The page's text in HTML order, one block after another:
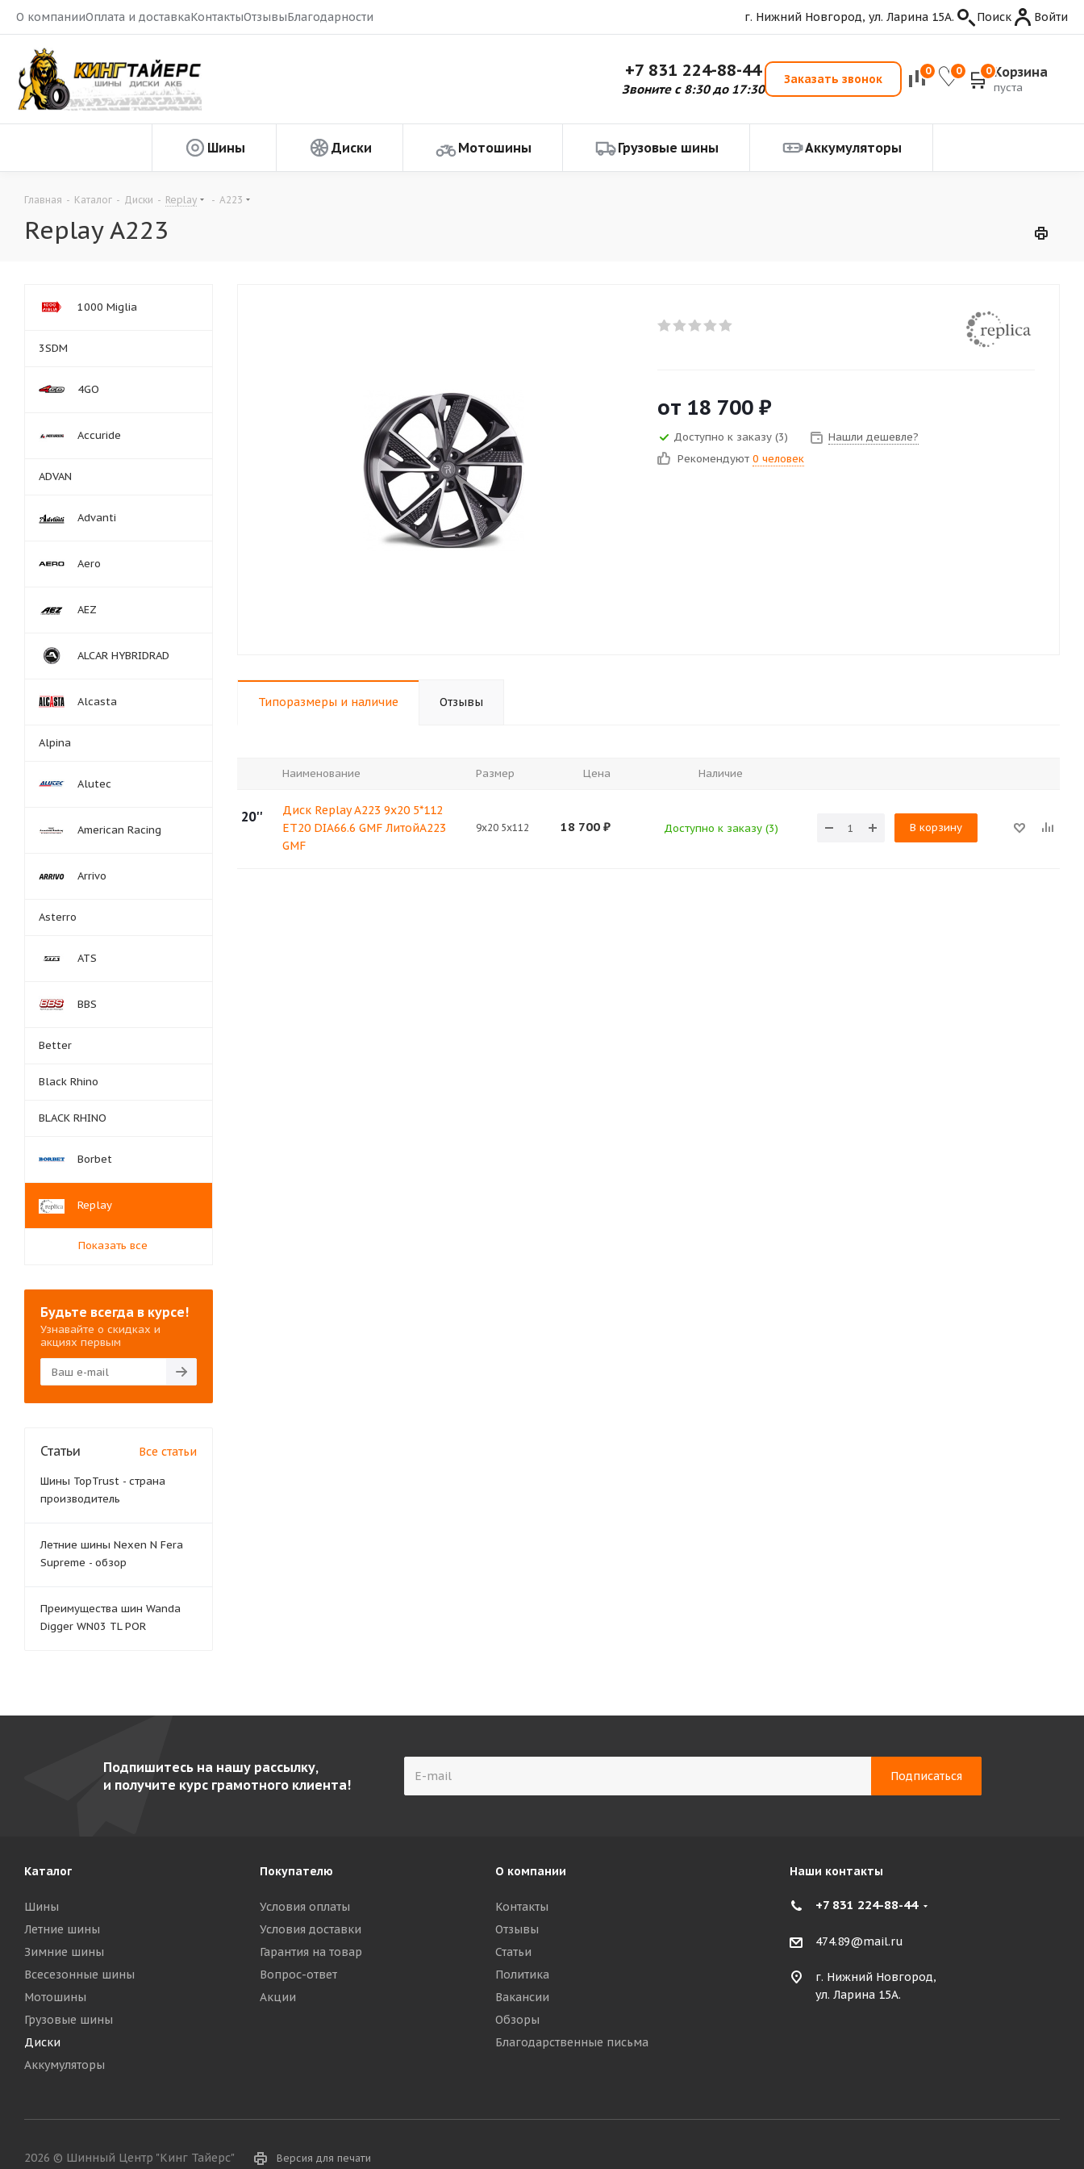
О компанииОплата и доставкаКонтактыОтзывыБлагодарности г. Нижний Новгород, ул. Ларина 15А. Поиск Войти
+7 831 224-88-44
Звоните с 8:30 до 17:30
Заказать звонок
0 0 0 Корзина
пуста
Шины Диски Мотошины Грузовые шины Аккумуляторы
Главная - Каталог - Диски - Replay - A223
Replay A223
от 18 700 ₽
Доступно к заказу (3)
Нашли дешевле?
Рекомендуют 0 человек
Типоразмеры и наличие Отзывы
Наименование Размер Цена Наличие
20''
Диск Replay A223 9x20 5*112
ET20 DIA66.6 GMF ЛитойA223
GMF
9x20 5x112 18 700 ₽ Доступно к заказу (3) В корзину
1000 Miglia
3SDM
4GO
Accuride
ADVAN
Advanti
Aero
AEZ
ALCAR HYBRIDRAD
Alcasta
Alpina
Alutec
American Racing
Arrivo
Asterro
ATS
BBS
Better
Black Rhino
BLACK RHINO
Borbet
Replay
Показать все
Будьте всегда в курсе!
Узнавайте о скидках и
акциях первым
Статьи Все статьи
Шины TopTrust - страна
производитель
Летние шины Nexen N Fera
Supreme - обзор
Преимущества шин Wanda
Digger WN03 TL POR
Подпишитесь на нашу рассылку,
и получите курс грамотного клиента!
Каталог
Шины
Летние шины
Зимние шины
Всесезонные шины
Мотошины
Грузовые шины
Диски
Аккумуляторы
Покупателю
Условия оплаты
Условия доставки
Гарантия на товар
Вопрос-ответ
Акции
О компании
Контакты
Отзывы
Статьи
Политика
Вакансии
Обзоры
Благодарственные письма
Наши контакты
+7 831 224-88-44
474.89@mail.ru
г. Нижний Новгород,
ул. Ларина 15А.
2026 © Шинный Центр "Кинг Тайерс" Версия для печати